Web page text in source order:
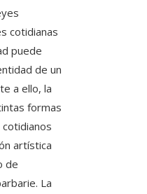
cotidianas
puede
de un
a ello, la
formas
artística
de
La